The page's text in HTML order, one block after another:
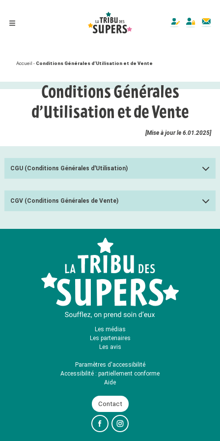
Accueil - Conditions Générales d’Utilisation et de Vente
Conditions Générales
d’Utilisation et de Vente
[Mise à jour le 6.01.2025]
CGU (Conditions Générales d'Utilisation)
CGV (Conditions Générales de Vente)
Les médias
Les partenaires
Les avis
Paramètres d'accessibilité
Accessibilité : partiellement conforme
Aide
Contact